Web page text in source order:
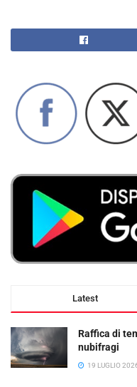
Latest
Raffica di
nubifragi
19 LUGLIO